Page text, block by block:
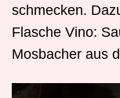
schmecken.
Flasche Vino:
Mosbacher aus